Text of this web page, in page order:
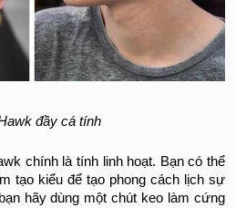
đầy cá tính
chính là tính linh hoạt. Bạn có thể
tạo kiểu để tạo phong cách lịch sự
hãy dùng một chút keo làm cứng